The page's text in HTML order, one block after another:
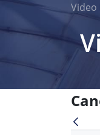
Video